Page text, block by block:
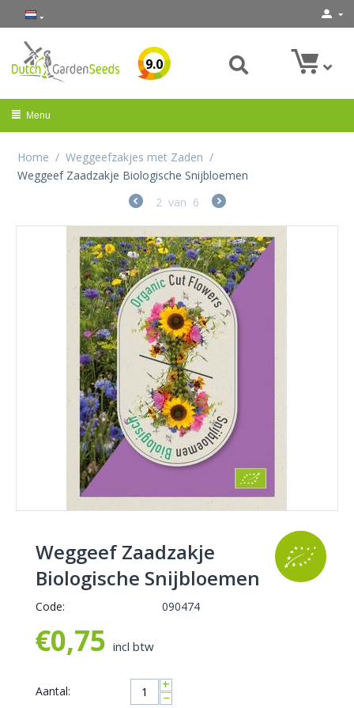
9.0
Menu
Home / Weggeefzakjes met Zaden /
Weggeef Zaadzakje Biologische Snijbloemen
2 van 6
Weggeef Zaadzakje
Biologische Snijbloemen
Code: 090474
€0,75 incl btw
Aantal: +
−